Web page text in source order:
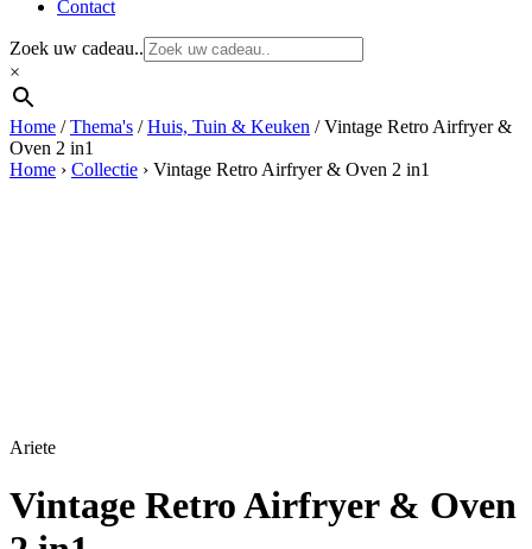
Contact
Zoek uw cadeau..
×
Home /Thema's /Huis, Tuin & Keuken / Vintage Retro Airfryer &
Oven 2 in1
Home › Collectie › Vintage Retro Airfryer & Oven 2 in1
Ariete
Vintage Retro Airfryer & Oven